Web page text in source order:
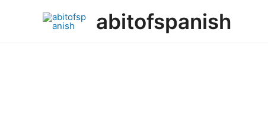
abitofspanish